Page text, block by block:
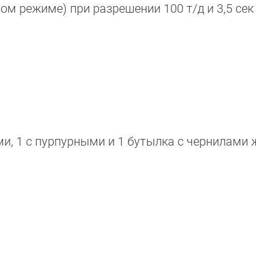
режиме) при разрешении 100 т/д и 3,5 сек
1 с пурпурными и 1 бутылка с чернилами